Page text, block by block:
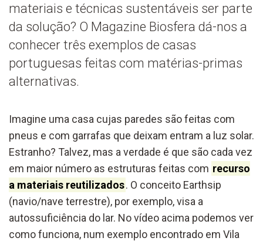
materiais e técnicas sustentáveis ser parte
da solução? O Magazine Biosfera dá-nos a
conhecer três exemplos de casas
portuguesas feitas com matérias-primas
alternativas.
Imagine uma casa cujas paredes são feitas com
pneus e com garrafas que deixam entram a luz solar.
Estranho? Talvez, mas a verdade é que são cada vez
em maior número as estruturas feitas com recurso
a materiais reutilizados. O conceito Earthsip
(navio/nave terrestre), por exemplo, visa a
autossuficiência do lar. No vídeo acima podemos ver
como funciona, num exemplo encontrado em Vila